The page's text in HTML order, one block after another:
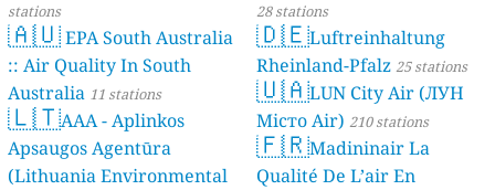
stations
🇦🇺EPA South Australia
:: Air Quality In South
Australia 11 stations
🇱🇹AAA - Aplinkos
Apsaugos Agentūra
(Lithuania Environmental
28 stations
🇩🇪Luftreinhaltung
Rheinland-Pfalz 25 stations
🇺🇦LUN City Air (ЛУН
Місто Air) 210 stations
🇫🇷Madininair La
Qualité De L’air En